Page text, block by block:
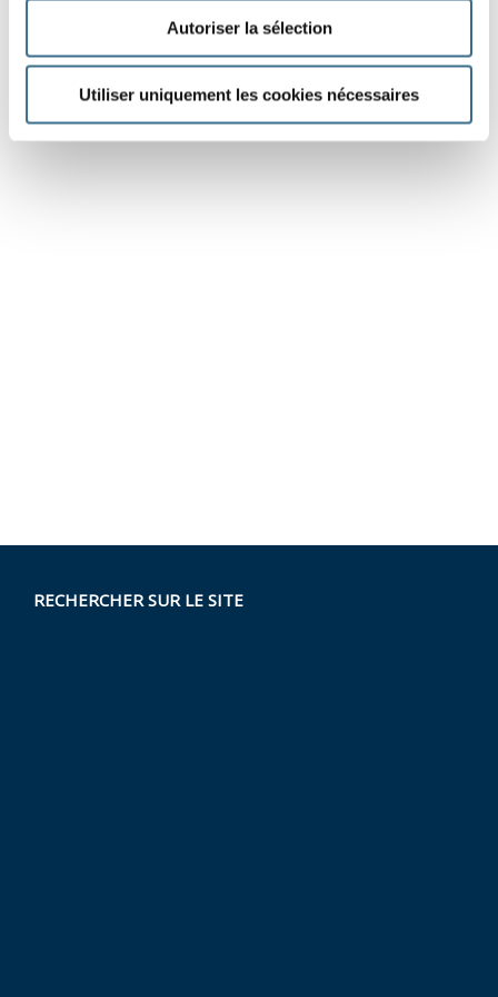
Autoriser la sélection
Utiliser uniquement les cookies nécessaires
RECHERCHER SUR LE SITE